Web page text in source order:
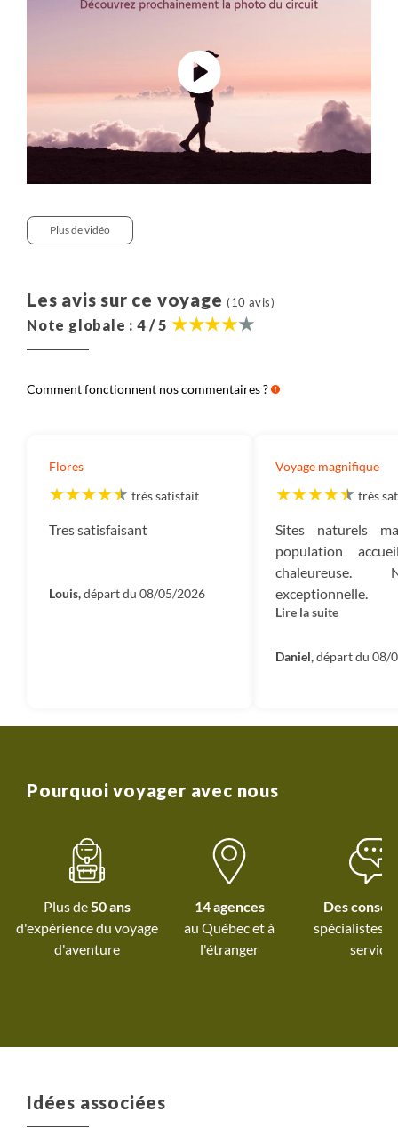
l'habitant et pendant la croisière.
Plus de vidéo
Les avis sur ce voyage (10 avis)
Note globale : 4 / 5
Comment fonctionnent nos commentaires ?
Flores
très satisfait
Tres satisfaisant
Louis,départ du 08/05/2026
Voyage magnifique
très
Sites naturels
population
chaleureuse.
recommandons
guide Froym,
Lire la suite
Daniel,départ du 08/
Pourquoi voyager avec nous
Plus de50 ans
d'expérience du voyage
d'aventure
14 agences
au Québec età
l'étranger
Des
spécialistes
service
Idées associées